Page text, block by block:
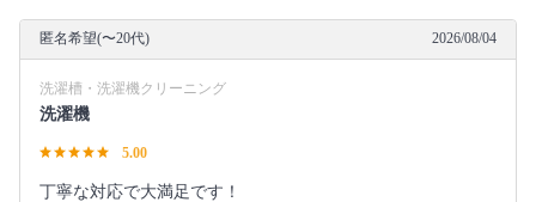
匿名希望(〜20代) 2026/08/04
洗濯槽・洗濯機クリーニング
洗濯機
5.00
丁寧な対応で大満足です！